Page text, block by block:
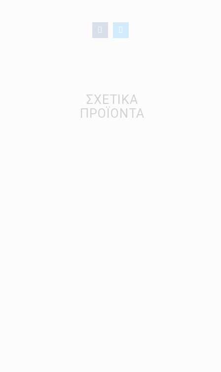
ΣΧΕΤΙΚΆ
ΠΡΟΪΌΝΤΑ